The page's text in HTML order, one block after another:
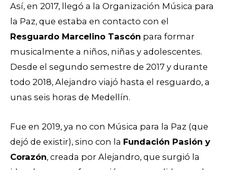
Así, en 2017, llegó a la Organización Música para
la Paz, que estaba en contacto con el
Resguardo Marcelino Tascón para formar
musicalmente a niños, niñas y adolescentes.
Desde el segundo semestre de 2017 y durante
todo 2018, Alejandro viajó hasta el resguardo, a
unas seis horas de Medellín.
Fue en 2019, ya no con Música para la Paz (que
dejó de existir), sino con la Fundación Pasión y
Corazón, creada por Alejandro, que surgió la